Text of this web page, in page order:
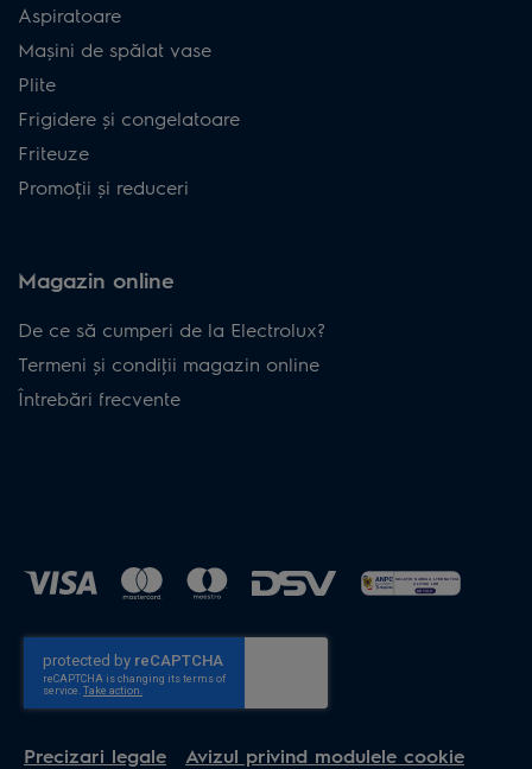
Aspiratoare
Mașini de spălat vase
Plite
Frigidere și congelatoare
Friteuze
Promoții și reduceri
Magazin online
De ce să cumperi de la Electrolux?
Termeni și condiţii magazin online
Întrebări frecvente
Precizari legale Avizul privind modulele cookie